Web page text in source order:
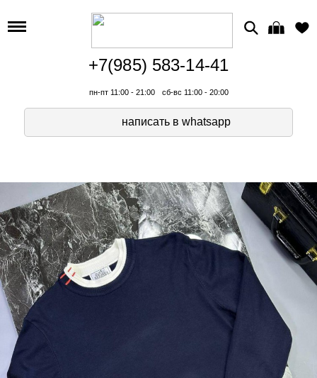
+7(985) 583-14-41
пн-пт 11:00 - 21:00 сб-вс 11:00 - 20:00
написать в whatsapp